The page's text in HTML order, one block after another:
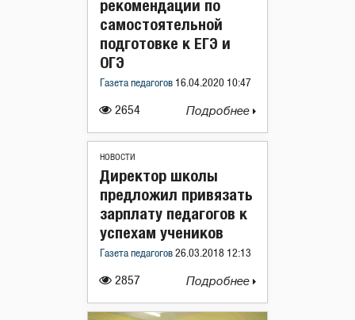
2654
рекомендации по
самостоятельной
подготовке к ЕГЭ и
ОГЭ
Газета педагогов 16.04.2020 10:47
Подробнее
НОВОСТИ
2857
Директор школы
предложил привязать
зарплату педагогов к
успехам учеников
Газета педагогов 26.03.2018 12:13
Подробнее